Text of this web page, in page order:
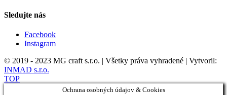
Sledujte nás
Facebook
Instagram
© 2019 - 2023 MG craft s.r.o. | Všetky práva vyhradené | Vytvoril:
INMAD s.r.o.
TOP
Ochrana osobných údajov & Cookies